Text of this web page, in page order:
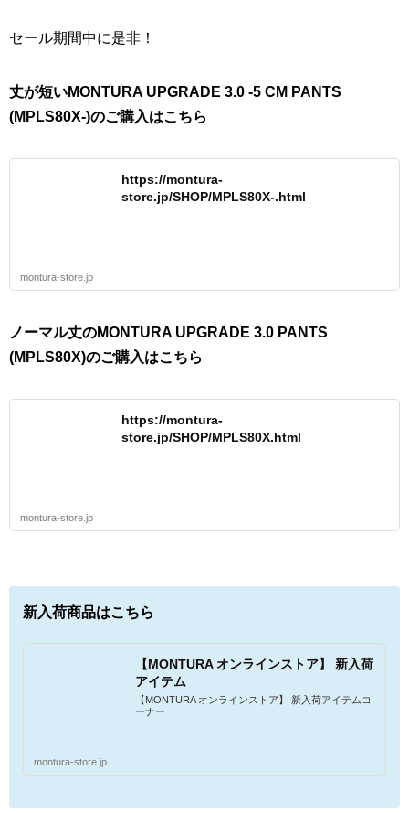
セール期間中に是非！
丈が短いMONTURA UPGRADE 3.0 -5 CM PANTS
(MPLS80X-)のご購入はこちら
https://montura-
store.jp/SHOP/MPLS80X-.html
montura-store.jp
ノーマル丈のMONTURA UPGRADE 3.0 PANTS
(MPLS80X)のご購入はこちら
https://montura-
store.jp/SHOP/MPLS80X.html
montura-store.jp
新入荷商品はこちら
【MONTURA オンラインストア】 新入荷
アイテム
【MONTURA オンラインストア】 新入荷アイテムコ
ーナー
montura-store.jp